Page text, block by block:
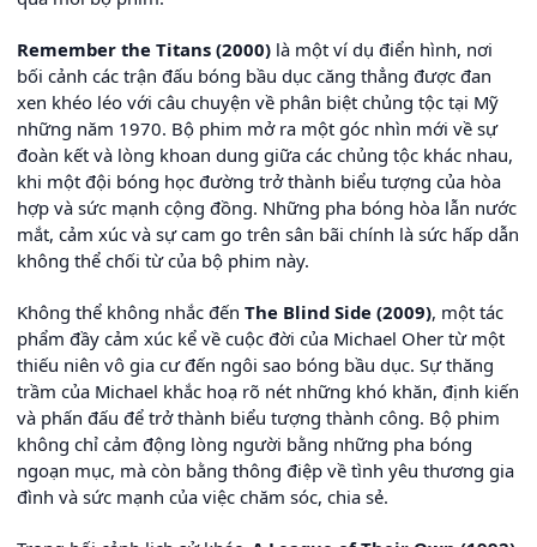
Remember the Titans (2000) là một ví dụ điển hình, nơi
bối cảnh các trận đấu bóng bầu dục căng thẳng được đan
xen khéo léo với câu chuyện về phân biệt chủng tộc tại Mỹ
những năm 1970. Bộ phim mở ra một góc nhìn mới về sự
đoàn kết và lòng khoan dung giữa các chủng tộc khác nhau,
khi một đội bóng học đường trở thành biểu tượng của hòa
hợp và sức mạnh cộng đồng. Những pha bóng hòa lẫn nước
mắt, cảm xúc và sự cam go trên sân bãi chính là sức hấp dẫn
không thể chối từ của bộ phim này.
Không thể không nhắc đến The Blind Side (2009), một tác
phẩm đầy cảm xúc kể về cuộc đời của Michael Oher từ một
thiếu niên vô gia cư đến ngôi sao bóng bầu dục. Sự thăng
trầm của Michael khắc hoạ rõ nét những khó khăn, định kiến
và phấn đấu để trở thành biểu tượng thành công. Bộ phim
không chỉ cảm động lòng người bằng những pha bóng
ngoạn mục, mà còn bằng thông điệp về tình yêu thương gia
đình và sức mạnh của việc chăm sóc, chia sẻ.